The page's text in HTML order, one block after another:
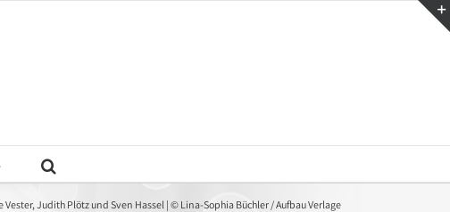
Vester, Judith Plötz und Sven Hassel | © Lina-Sophia Büchler / Aufbau Verlage